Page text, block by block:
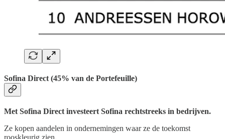
Sofina Direct (45% van de Portefeuille)
Met Sofina Direct investeert Sofina rechtstreeks in bedrijven.
Ze kopen aandelen in ondernemingen waar ze de toekomst